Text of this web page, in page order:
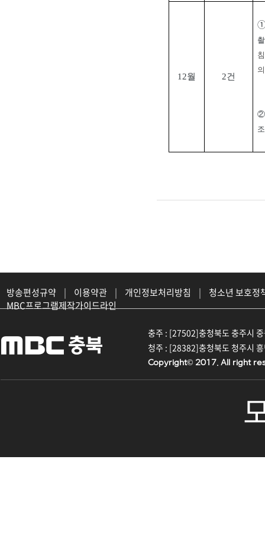
12월 2건
의
②
방송편성규약 | 이용약관 | 개인정보처리방침 |
청소년 보호정
MBC프로그램제작가이드라인
충주 : [27502]충청북도 충주시
청주 : [28382]충청북도 청주시
Copyright© 2017. All right